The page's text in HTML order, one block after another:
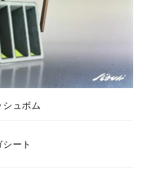
シュボム
ート